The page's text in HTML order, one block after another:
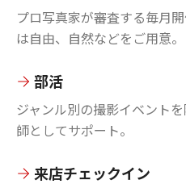
プロ写真家が審査する毎月
は自由、自然などをご用意。
部活
ジャンル別の撮影イベント
師としてサポート。
来店チェックイン